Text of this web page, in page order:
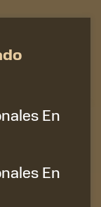
En
En